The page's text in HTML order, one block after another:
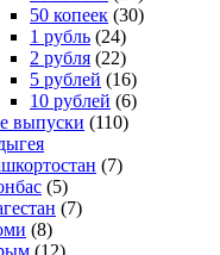
50 копеек (30)
1 рубль (24)
2 рубля (22)
5 рублей (16)
10 рублей (6)
выпуски (110)
(7)
(5)
(7)
(8)
(12)